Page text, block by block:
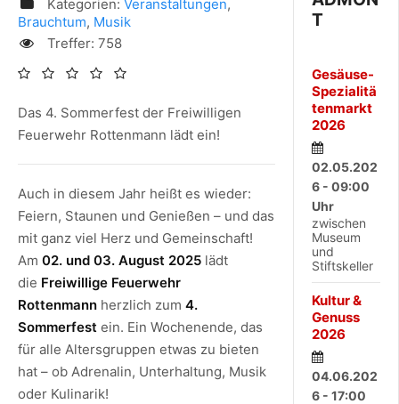
Kategorien: Veranstaltungen,
Brauchtum, Musik
Treffer: 758
Das 4. Sommerfest der Freiwilligen
Feuerwehr Rottenmann lädt ein!
Auch in diesem Jahr heißt es wieder:
Feiern, Staunen und Genießen – und das
mit ganz viel Herz und Gemeinschaft!
Am 02. und 03. August 2025 lädt
die Freiwillige Feuerwehr
Rottenmann herzlich zum 4.
Sommerfest ein. Ein Wochenende, das
für alle Altersgruppen etwas zu bieten
hat – ob Adrenalin, Unterhaltung, Musik
oder Kulinarik!
T
Gesäuse-
Spezialitä
tenmarkt
2026
02.05.202
6 - 09:00
Uhr
zwischen
Museum
und
Stiftskeller
Kultur &
Genuss
2026
04.06.202
6 - 17:00